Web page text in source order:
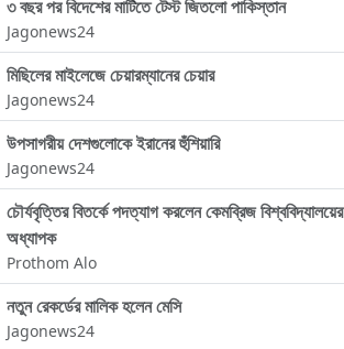
৩ বছর পর বিদেশের মাটিতে টেস্ট জিতলো পাকিস্তান
Jagonews24
মিছিলের মাইলেজে চেয়ারম্যানের চেয়ার
Jagonews24
উপসাগরীয় দেশগুলোকে ইরানের হুঁশিয়ারি
Jagonews24
চৌর্যবৃত্তির বিতর্কে পদত্যাগ করলেন কেমব্রিজ বিশ্ববিদ্যালয়ের
অধ্যাপক
Prothom Alo
নতুন রেকর্ডের মালিক হলেন মেসি
Jagonews24